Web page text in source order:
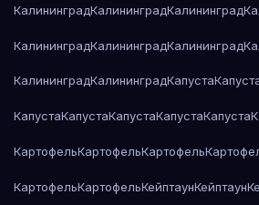
КалининградКалининградКалининград
КалининградКалининградКалининград
КалининградКалининградКапуста
КапустаКапустаКапустаКапустаКапуста
КартофельКартофельКартофель
КартофельКартофельКейптаунКейптаун